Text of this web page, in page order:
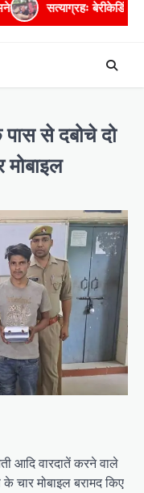
बेरीकेडिंग फांदकर
से दबोचे दो
मोबाइल
आदि वारदातें करने वाले
चार मोबाइल बरामद किए